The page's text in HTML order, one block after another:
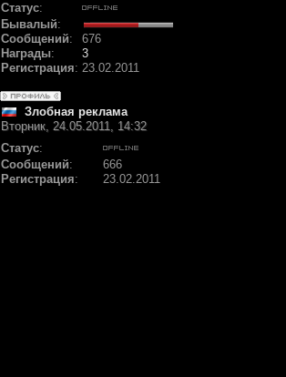
Статус:
Бывалый:
Сообщений:
676
Награды:
3
Регистрация: 23.02.2011
Злобная реклама
Вторник, 24.05.2011, 14:32
Статус:
Сообщений:
666
Регистрация: 23.02.2011